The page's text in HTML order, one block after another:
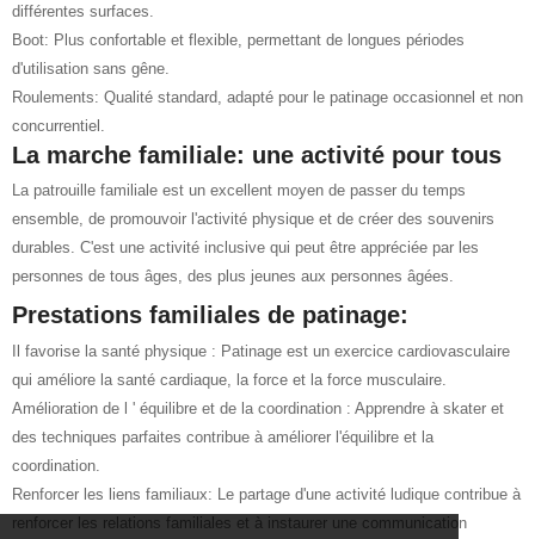
différentes surfaces.
Boot: Plus confortable et flexible, permettant de longues périodes
d'utilisation sans gêne.
Roulements: Qualité standard, adapté pour le patinage occasionnel et non
concurrentiel.
La marche familiale: une activité pour tous
La patrouille familiale est un excellent moyen de passer du temps
ensemble, de promouvoir l'activité physique et de créer des souvenirs
durables. C'est une activité inclusive qui peut être appréciée par les
personnes de tous âges, des plus jeunes aux personnes âgées.
Prestations familiales de patinage:
Il favorise la santé physique : Patinage est un exercice cardiovasculaire
qui améliore la santé cardiaque, la force et la force musculaire.
Amélioration de l ' équilibre et de la coordination : Apprendre à skater et
des techniques parfaites contribue à améliorer l'équilibre et la
coordination.
Renforcer les liens familiaux: Le partage d'une activité ludique contribue à
renforcer les relations familiales et à instaurer une communication